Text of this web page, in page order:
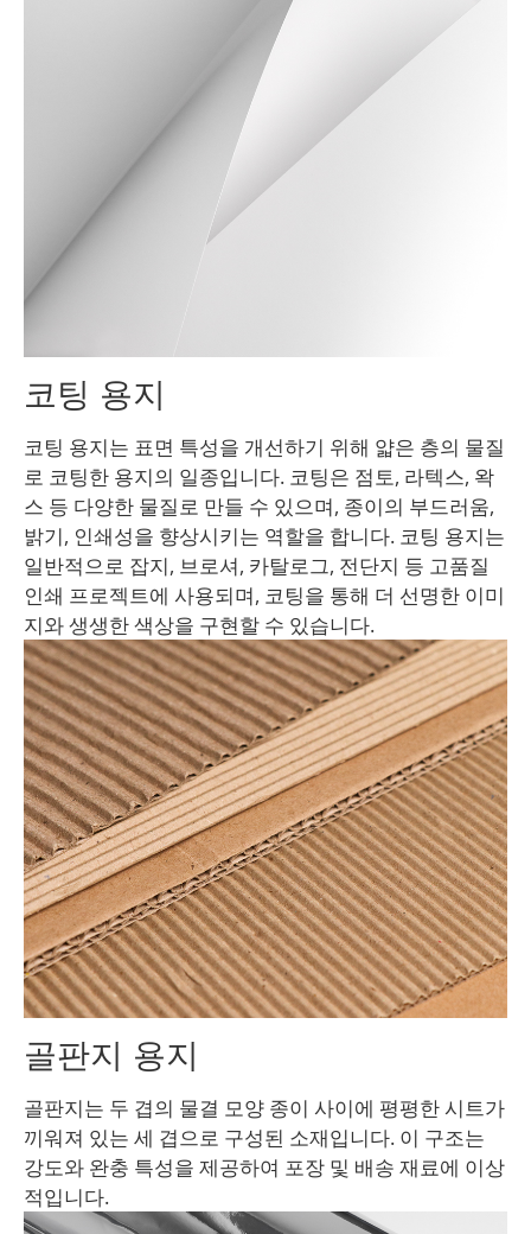
코팅 용지
코팅 용지는 표면 특성을 개선하기 위해 얇은 층의 물질
로 코팅한 용지의 일종입니다. 코팅은 점토, 라텍스, 왁
스 등 다양한 물질로 만들 수 있으며, 종이의 부드러움,
밝기, 인쇄성을 향상시키는 역할을 합니다. 코팅 용지는
일반적으로 잡지, 브로셔, 카탈로그, 전단지 등 고품질
인쇄 프로젝트에 사용되며, 코팅을 통해 더 선명한 이미
지와 생생한 색상을 구현할 수 있습니다.
골판지 용지
골판지는 두 겹의 물결 모양 종이 사이에 평평한 시트가
끼워져 있는 세 겹으로 구성된 소재입니다. 이 구조는
강도와 완충 특성을 제공하여 포장 및 배송 재료에 이상
적입니다.